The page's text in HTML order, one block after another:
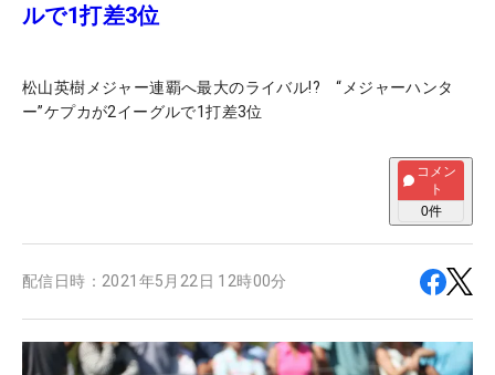
ルで1打差3位
松山英樹メジャー連覇へ最大のライバル!? “メジャーハンタ
ー”ケプカが2イーグルで1打差3位
コメン
ト
0件
配信日時： 2021年5月22日 12時00分